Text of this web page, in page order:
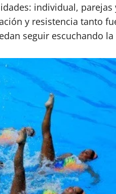
individual,
y resistencia tanto
seguir escuchando